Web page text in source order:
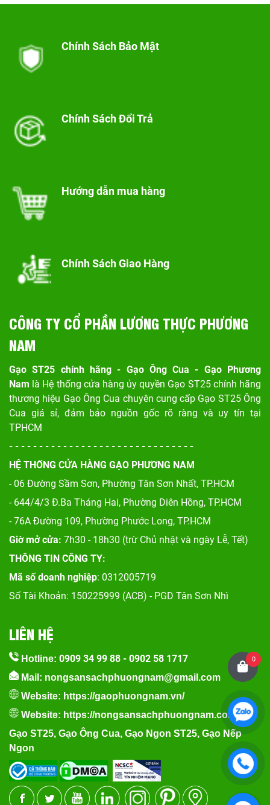
Chính Sách Bảo Mật
Chính Sách Đổi Trả
Hướng dẫn mua hàng
Chính Sách Giao Hàng
CÔNG TY CỔ PHẦN LƯƠNG THỰC PHƯƠNG
NAM
Gạo ST25 chính hãng - Gạo Ông Cua - Gạo Phương
Nam là Hệ thống cửa hàng ủy quyền Gạo ST25 chính hãng
thương hiệu Gạo Ông Cua chuyên cung cấp Gạo ST25 Ông
Cua giá sỉ, đảm bảo nguồn gốc rõ ràng và uy tín tại
TPHCM
- - - - - - - - - - - - - - - - - - - - - - - - - - - - - - -
HỆ THỐNG CỬA HÀNG GẠO PHƯƠNG NAM
- 06 Đường Sầm Sơn, Phường Tân Sơn Nhất, TP.HCM
- 644/4/3 Đ.Ba Tháng Hai, Phường Diên Hồng, TP.HCM
- 76A Đường 109, Phường Phước Long, TP.HCM
Giờ mở cửa: 7h30 - 18h30 (trừ Chủ nhật và ngày Lễ, Tết)
THÔNG TIN CÔNG TY:
Mã số doanh nghiệp: 0312005719
Số Tài Khoản: 150225999 (ACB) - PGD Tân Sơn Nhì
LIÊN HỆ
Hotline: 0909 34 99 88 - 0902 58 1717
Mail: nongsansachphuongnam@gmail.com
Website: https://gaophuongnam.vn/
Website: https://nongsansachphuongnam.com
Gạo ST25, Gạo Ông Cua, Gạo Ngon ST25, Gạo Nếp
Ngon
0